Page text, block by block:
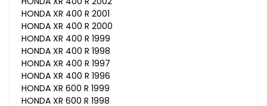
HONDA XR 400 R 2001
HONDA XR 400 R 2000
HONDA XR 400 R 1999
HONDA XR 400 R 1998
HONDA XR 400 R 1997
HONDA XR 400 R 1996
HONDA XR 600 R 1999
HONDA XR 600 R 1998